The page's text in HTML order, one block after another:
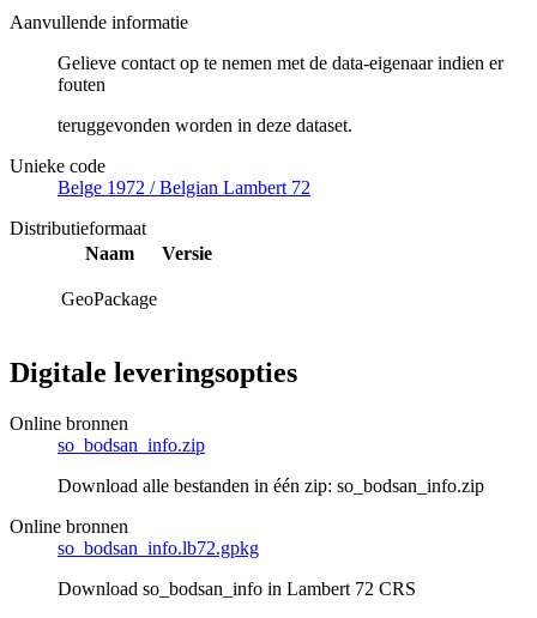
Aanvullende informatie
Gelieve contact op te nemen met de data-eigenaar indien er
fouten
teruggevonden worden in deze dataset.
Unieke code
Belge 1972 / Belgian Lambert 72
Distributieformaat
Naam
Versie
GeoPackage
Digitale leveringsopties
Online bronnen
so_bodsan_info.zip
Download alle bestanden in één zip: so_bodsan_info.zip
Online bronnen
so_bodsan_info.lb72.gpkg
Download so_bodsan_info in Lambert 72 CRS